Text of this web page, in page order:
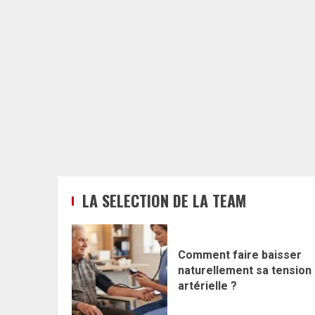
LA SELECTION DE LA TEAM
Comment faire baisser
naturellement sa tension
artérielle ?